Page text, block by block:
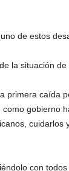
de estos
la situación de
primera caída
gobierno
cuidarlos
con